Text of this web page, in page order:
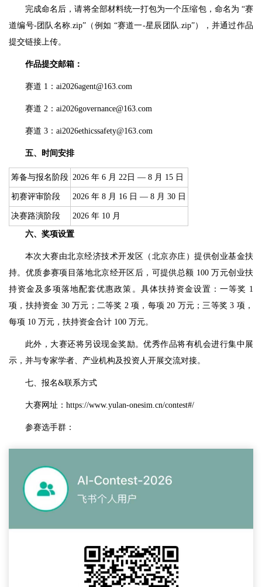
完成命名后，请将全部材料统一打包为一个压缩包，命名为 “赛
道编号-团队名称.zip”（例如 “赛道一-星辰团队.zip”），并通过作品
提交链接上传。
作品提交邮箱：
赛道 1：ai2026agent@163.com
赛道 2：ai2026governance@163.com
赛道 3：ai2026ethicssafety@163.com
五、时间安排
筹备与报名阶段 2026 年 6 月 22日 — 8 月 15 日
初赛评审阶段 2026 年 8 月 16 日 — 8 月 30 日
决赛路演阶段 2026 年 10 月
六、奖项设置
本次大赛由北京经济技术开发区（北京亦庄）提供创业基金扶
持。优质参赛项目落地北京经开区后，可提供总额 100 万元创业扶
持资金及多项落地配套优惠政策。具体扶持资金设置：一等奖 1
项，扶持资金 30 万元；二等奖 2 项，每项 20 万元；三等奖 3 项，
每项 10 万元，扶持资金合计 100 万元。
此外，大赛还将另设现金奖励。优秀作品将有机会进行集中展
示，并与专家学者、产业机构及投资人开展交流对接。
七、报名&联系方式
大赛网址：https://www.yulan-onesim.cn/contest#/
参赛选手群：